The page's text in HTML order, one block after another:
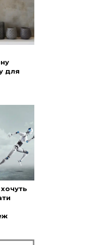
для
хочуть